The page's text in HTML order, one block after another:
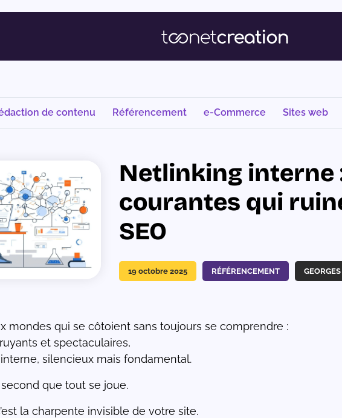
de contenu Référencement e-Commerce Sites web
Netlinking interne
courantes qui
SEO
RÉFÉRENCEMENT
19 octobre 2025
mondes qui se côtoient sans toujours se comprendre :
et spectaculaires,
silencieux mais fondamental.
que tout se joue.
la charpente invisible de votre site.